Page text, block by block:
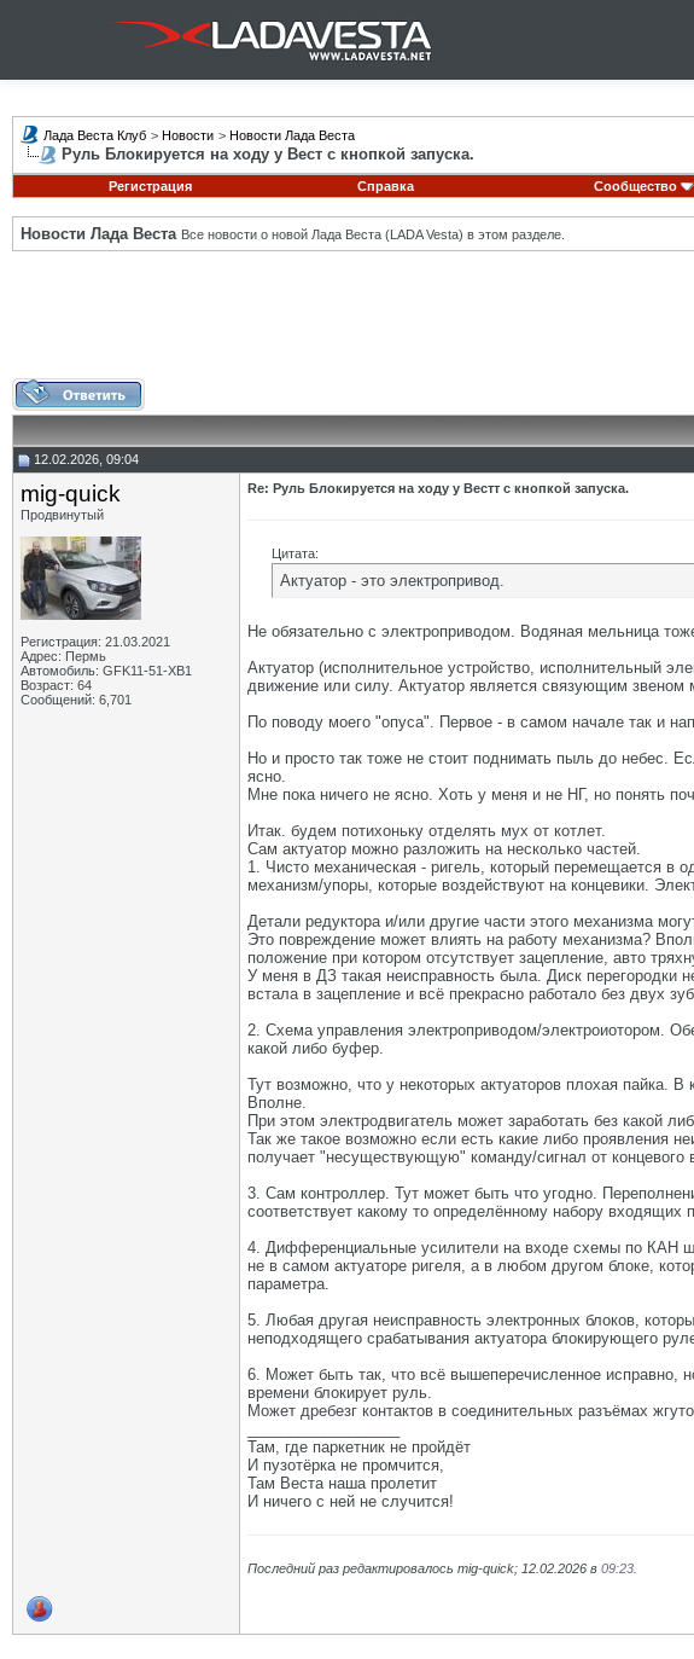
Лада Веста Клуб > Новости > Новости Лада Веста
Руль Блокируется на ходу у Вест с кнопкой запуска.
Регистрация
Справка Сообщество
Новости Лада Веста Все новости о новой Лада Веста (LADA Vesta) в этом разделе.
12.02.2026, 09:04
mig-quick
Продвинутый
Регистрация: 21.03.2021
Адрес: Пермь
Автомобиль: GFK11-51-ХВ1
Возраст: 64
Сообщений: 6,701
Re: Руль Блокируется на ходу у Вестт с кнопкой запуска.
Цитата:
Актуатор - это электропривод.
Не обязательно с электроприводом. Водяная мельница
Актуатор (исполнительное устройство, исполнительный
движение или силу. Актуатор является связующим
По поводу моего "опуса". Первое - в самом начале так и
Но и просто так тоже не стоит поднимать пыль до небес.
ясно.
Мне пока ничего не ясно. Хоть у меня и не НГ, но понять
Итак. будем потихоньку отделять мух от котлет.
Сам актуатор можно разложить на несколько частей.
1. Чисто механическая - ригель, который перемещается в
механизм/упоры, которые воздействуют на концевики.
Детали редуктора и/или другие части этого механизма
Это повреждение может влиять на работу механизма?
положение при котором отсутствует зацепление, авто
У меня в ДЗ такая неисправность была. Диск
встала в зацепление и всё прекрасно работало без двух
2. Схема управления электроприводом/электроиотором.
какой либо буфер.
Тут возможно, что у некоторых актуаторов плохая пайка.
Вполне.
При этом электродвигатель может заработать без какой
Так же такое возможно если есть какие либо проявления
получает "несуществующую" команду/сигнал от
3. Сам контроллер. Тут может быть что угодно.
соответствует какому то определённому набору входящих
4. Дифференциальные усилители на входе схемы по КАН
не в самом актуаторе ригеля, а в любом другом блоке,
параметра.
5. Любая другая неисправность электронных блоков,
неподходящего срабатывания актуатора блокирующего
6. Может быть так, что всё вышеперечисленное исправно,
времени блокирует руль.
Может дребезг контактов в соединительных разъёмах
Там, где паркетник не пройдёт
И пузотёрка не промчится,
Там Веста наша пролетит
И ничего с ней не случится!
Последний раз редактировалось mig-quick; 12.02.2026 в 09:23